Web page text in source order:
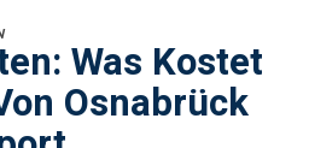
Was Kostet
Osnabrück